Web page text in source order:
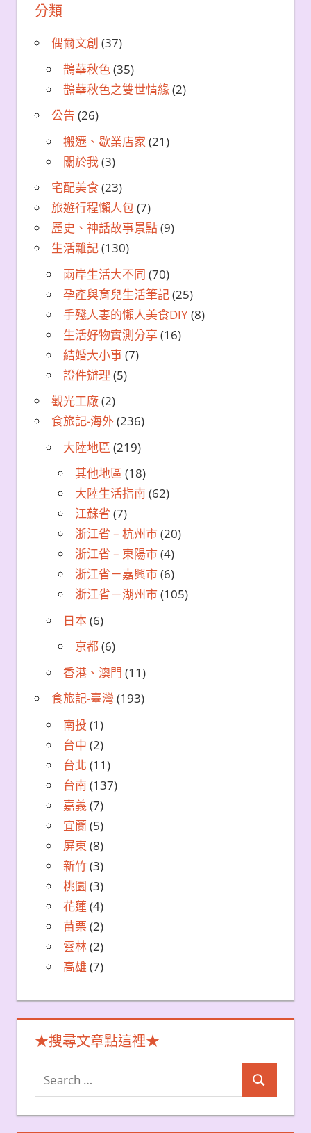
分類
偶爾文創 (37)
鵲華秋色(35)
鵲華秋色之雙世情緣(2)
公告 (26)
搬遷、歇業店家 (21)
關於我(3)
宅配美食(23)
旅遊行程懶人包(7)
歷史、神話故事景點(9)
生活雜記(130)
兩岸生活大不同 (70)
孕產與育兒生活筆記(25)
手殘人妻的懶人美食DIY(8)
生活好物實測分享 (16)
結婚大小事(7)
證件辦理 (5)
觀光工廠(2)
食旅記-海外(236)
大陸地區 (219)
其他地區 (18)
大陸生活指南 (62)
江蘇省 (7)
浙江省 – 杭州市(20)
浙江省 – 東陽市(4)
浙江省－嘉興市(6)
浙江省－湖州市(105)
日本(6)
京都(6)
香港、澳門 (11)
食旅記-臺灣 (193)
南投 (1)
台中 (2)
台北 (11)
台南 (137)
嘉義(7)
宜蘭 (5)
屏東 (8)
新竹(3)
桃園 (3)
花蓮 (4)
苗栗 (2)
雲林(2)
高雄 (7)
★搜尋文章點這裡★
Search
for:
Search